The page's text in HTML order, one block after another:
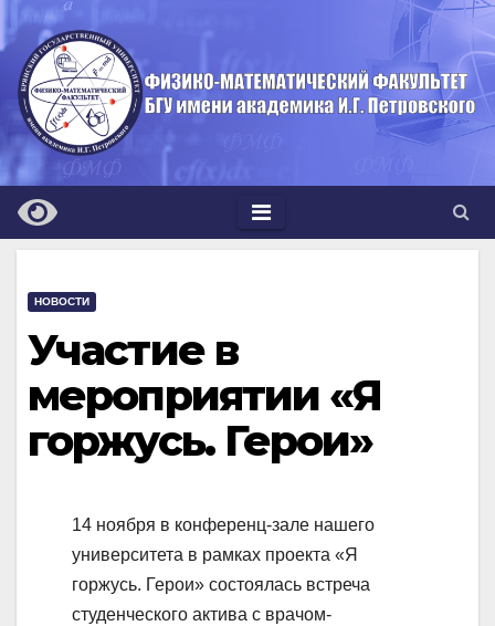
Перейти
к
содержимому
НОВОСТИ
Участие в
мероприятии «Я
горжусь. Герои»
14 ноября в конференц-зале нашего
университета в рамках проекта «Я
горжусь. Герои» состоялась встреча
студенческого актива с врачом-